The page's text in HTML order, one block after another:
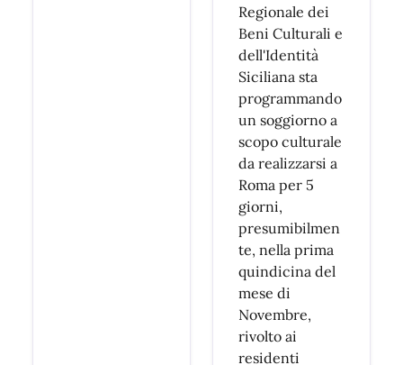
Regionale dei
Beni Culturali e
dell'Identità
Siciliana sta
programmando
un soggiorno a
scopo culturale
da realizzarsi a
Roma per 5
giorni,
presumibilmen
te, nella prima
quindicina del
mese di
Novembre,
rivolto ai
residenti